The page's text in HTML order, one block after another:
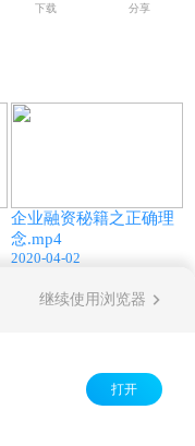
下载 分享
企业融资秘籍之正确理
念.mp4
2020-04-02
继续使用浏览器
打开